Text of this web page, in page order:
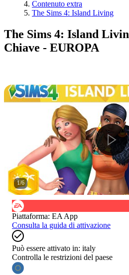
Contenuto extra
The Sims 4: Island Living
The Sims 4: Island
Chiave - EUROPA
1/6
Piattaforma: EA App
Consulta la guida di attivazione
Può essere attivato in: italy
Controlla le restrizioni del paese